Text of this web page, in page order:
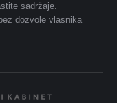
sadržaje.
dozvole vlasnika